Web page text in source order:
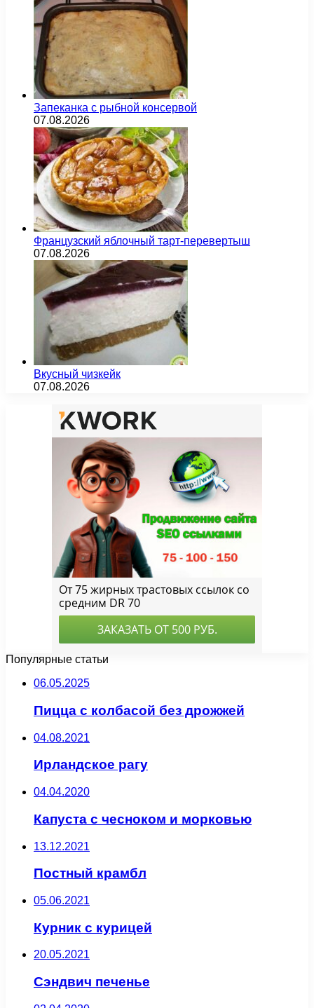
Запеканка с рыбной консервой
07.08.2026
Французский яблочный тарт-перевертыш
07.08.2026
Вкусный чизкейк
07.08.2026
Популярные статьи
06.05.2025
Пицца с колбасой без дрожжей
04.08.2021
Ирландское рагу
04.04.2020
Капуста с чесноком и морковью
13.12.2021
Постный крамбл
05.06.2021
Курник с курицей
20.05.2021
Сэндвич печенье